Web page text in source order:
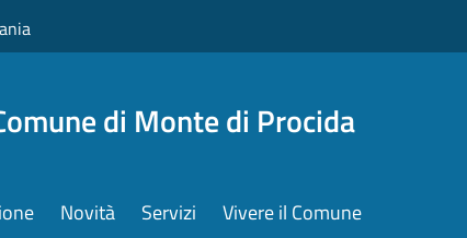
di Monte di Procida
Novità Servizi Vivere il Comune